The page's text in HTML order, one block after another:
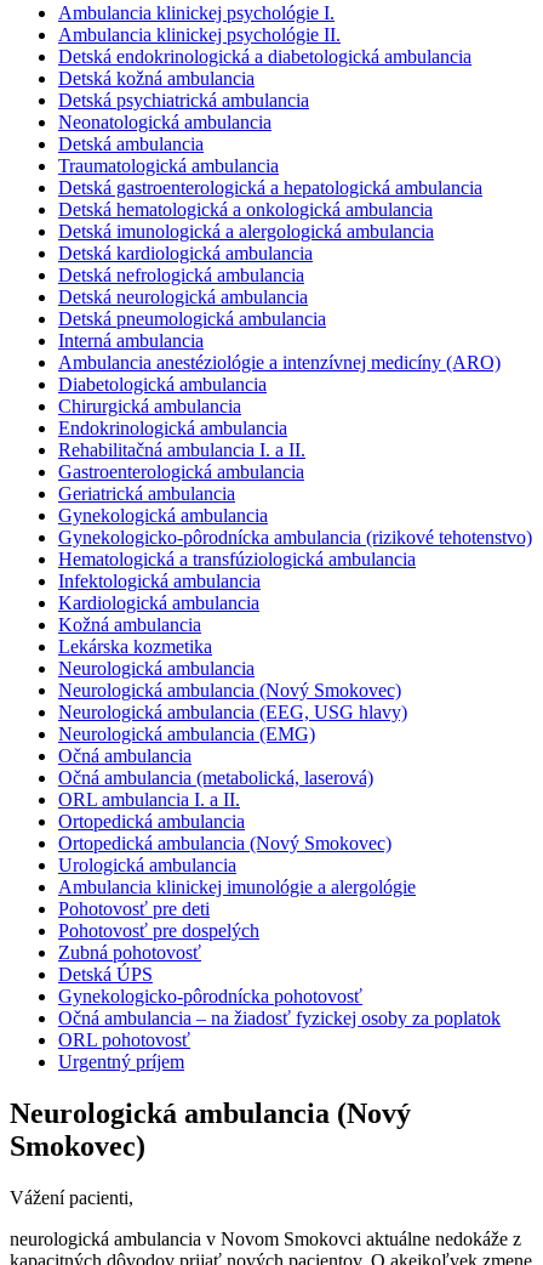
Ambulancia klinickej psychológie I.
Ambulancia klinickej psychológie II.
Detská endokrinologická a diabetologická ambulancia
Detská kožná ambulancia
Detská psychiatrická ambulancia
Neonatologická ambulancia
Detská ambulancia
Traumatologická ambulancia
Detská gastroenterologická a hepatologická ambulancia
Detská hematologická a onkologická ambulancia
Detská imunologická a alergologická ambulancia
Detská kardiologická ambulancia
Detská nefrologická ambulancia
Detská neurologická ambulancia
Detská pneumologická ambulancia
Interná ambulancia
Ambulancia anestéziológie a intenzívnej medicíny (ARO)
Diabetologická ambulancia
Chirurgická ambulancia
Endokrinologická ambulancia
Rehabilitačná ambulancia I. a II.
Gastroenterologická ambulancia
Geriatrická ambulancia
Gynekologická ambulancia
Gynekologicko-pôrodnícka ambulancia (rizikové tehotenstvo)
Hematologická a transfúziologická ambulancia
Infektologická ambulancia
Kardiologická ambulancia
Kožná ambulancia
Lekárska kozmetika
Neurologická ambulancia
Neurologická ambulancia (Nový Smokovec)
Neurologická ambulancia (EEG, USG hlavy)
Neurologická ambulancia (EMG)
Očná ambulancia
Očná ambulancia (metabolická, laserová)
ORL ambulancia I. a II.
Ortopedická ambulancia
Ortopedická ambulancia (Nový Smokovec)
Urologická ambulancia
Ambulancia klinickej imunológie a alergológie
Pohotovosť pre deti
Pohotovosť pre dospelých
Zubná pohotovosť
Detská ÚPS
Gynekologicko-pôrodnícka pohotovosť
Očná ambulancia – na žiadosť fyzickej osoby za poplatok
ORL pohotovosť
Urgentný príjem
Neurologická ambulancia (Nový
Smokovec)
Vážení pacienti,
neurologická ambulancia v Novom Smokovci aktuálne nedokáže z
kapacitných dôvodov prijať nových pacientov. O akejkoľvek zmene